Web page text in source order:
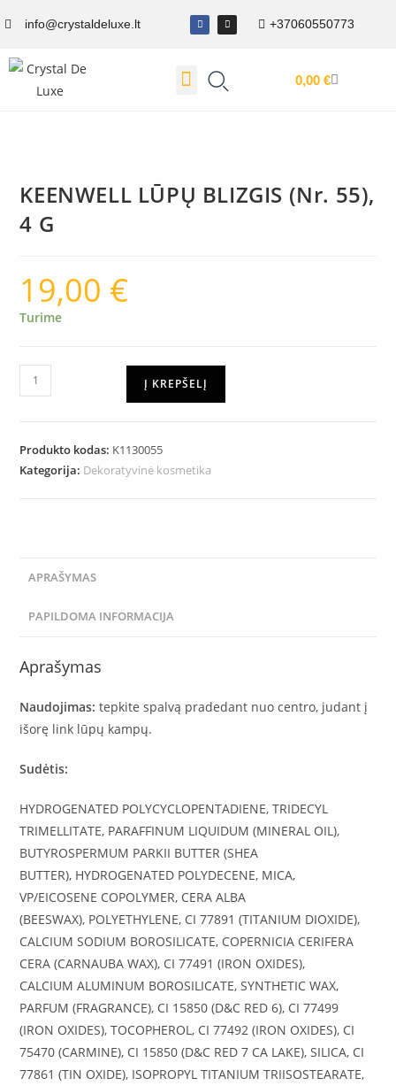
info@crystaldeluxe.lt +37060550773
0,00 €
KEENWELL LŪPŲ BLIZGIS (Nr. 55),
4 G
19,00 €
Turime
Į KREPŠELĮ
Produkto kodas: K1130055
Kategorija: Dekoratyvinė kosmetika
APRAŠYMAS
PAPILDOMA INFORMACIJA
Aprašymas
Naudojimas:tepkite spalvą pradedant nuo centro, judant į
išorę link lūpų kampų.
Sudėtis:
HYDROGENATED POLYCYCLOPENTADIENE, TRIDECYL
TRIMELLITATE, PARAFFINUM LIQUIDUM (MINERAL OIL),
BUTYROSPERMUM PARKII BUTTER (SHEA
BUTTER), HYDROGENATED POLYDECENE, MICA,
VP/EICOSENE COPOLYMER, CERA ALBA
(BEESWAX), POLYETHYLENE, CI 77891 (TITANIUM DIOXIDE),
CALCIUM SODIUM BOROSILICATE, COPERNICIA CERIFERA
CERA (CARNAUBA WAX), CI 77491 (IRON OXIDES),
CALCIUM ALUMINUM BOROSILICATE, SYNTHETIC WAX,
PARFUM (FRAGRANCE), CI 15850 (D&C RED 6), CI 77499
(IRON OXIDES), TOCOPHEROL, CI 77492 (IRON OXIDES), CI
75470 (CARMINE), CI 15850 (D&C RED 7 CA LAKE), SILICA, CI
77861 (TIN OXIDE), ISOPROPYL TITANIUM TRIISOSTEARATE,